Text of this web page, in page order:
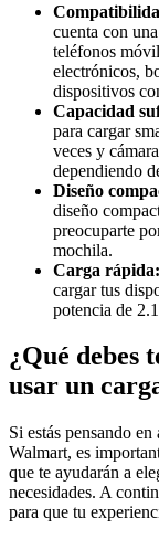
cuenta con
teléfonos
electrónicos,
dispositivos
Capacidad
para cargar
veces y
dependiendo
Diseño
diseño
preocuparte
mochila.
Carga rápida:
cargar tus
potencia de
¿Qué debes
usar un
Si estás pensando
Walmart, es
que te ayudarán a
necesidades. A
para que tu